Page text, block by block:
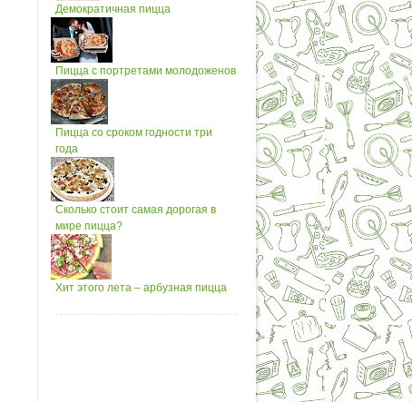
Демократичная пицца
Пицца с портретами молодоженов
Пицца со сроком годности три
года
Сколько стоит самая дорогая в
мире пицца?
Хит этого лета – арбузная пицца